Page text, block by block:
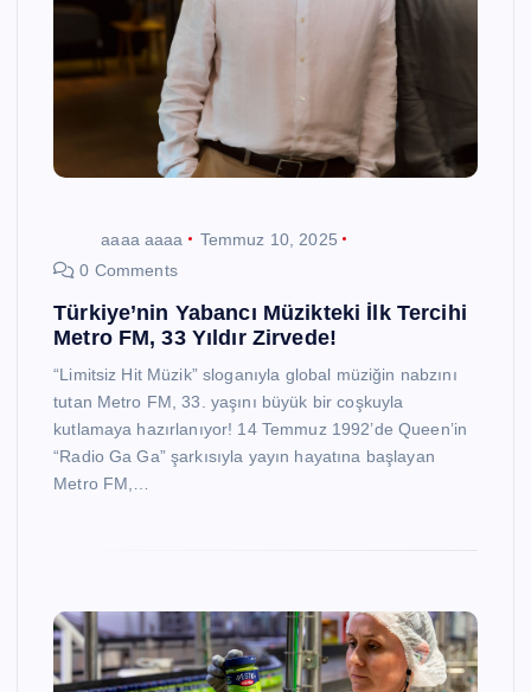
aaaa aaaa
Temmuz 10, 2025
0 Comments
Türkiye’nin Yabancı Müzikteki İlk Tercihi
Metro FM, 33 Yıldır Zirvede!
“Limitsiz Hit Müzik” sloganıyla global müziğin nabzını
tutan Metro FM, 33. yaşını büyük bir coşkuyla
kutlamaya hazırlanıyor! 14 Temmuz 1992’de Queen’in
“Radio Ga Ga” şarkısıyla yayın hayatına başlayan
Metro FM,…